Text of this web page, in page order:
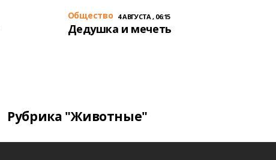
Общество 4 АВГУСТА , 06:15
Дедушка и мечеть
Рубрика "Животные"